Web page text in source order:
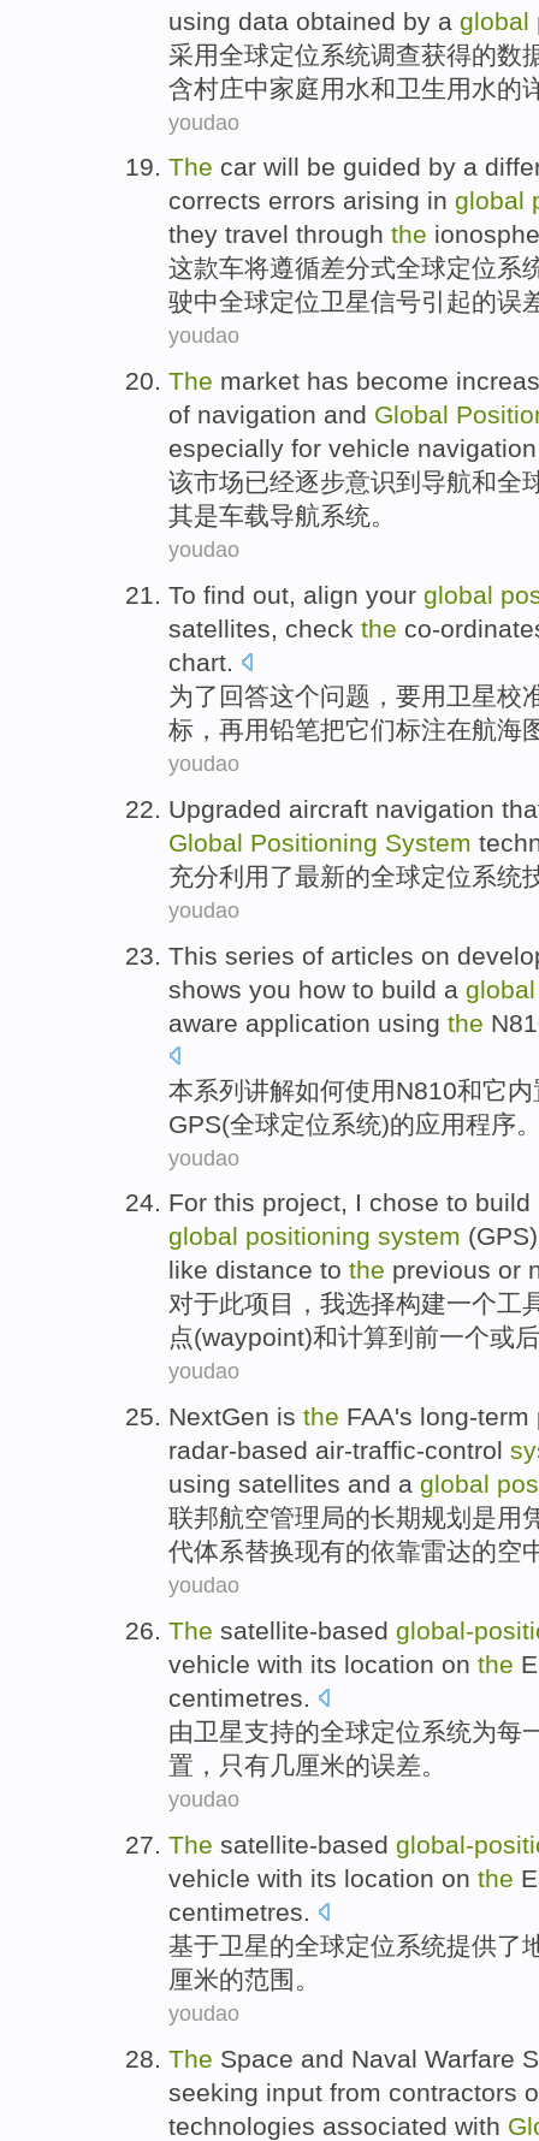
using data obtained by a global
采用全球定位系统调查获得的数
含村庄中家庭用水和卫生用水的
youdao
The car will be guided by a
corrects errors arising in global
they travel through the
这款车将遵循差分式全球定位系
驶中全球定位卫星信号引起的误
youdao
The market has become
of navigation and Global
especially for vehicle
该市场已经逐步意识到 导航和全
其是车载导航系统。
youdao
To find out, align your global
satellites, check the co-
chart.
为了 回答这个问题，要用 卫星校
标 ，再用铅笔把它们标注在航海
youdao
Upgraded aircraft navigation
Global Positioning System
充分利用了最新的全球定位系统
youdao
This series of articles on
shows you how to build a global
aware application using the
本系列讲解如何使用N810和它内
GPS(全球定位系统)的应用程序
youdao
For this project, I chose to build
global positioning system (GPS
like distance to the previous or
对于此项目 ， 我选择构建一个工
点(waypoint)和计算到 前一个或
youdao
NextGen is the FAA's long-term
radar-based air-traffic-control
using satellites and a global
联邦航空管理局的长期规划 是用
代体系替换现有的依靠雷达的空
youdao
The satellite-based global-
vehicle with its location on the
centimetres.
由卫星支持的全球定位系统为每
置 ，只有几厘米的误差。
youdao
The satellite-based global-
vehicle with its location on the
centimetres.
基于卫星的全球定位系统提供了
厘米的范围 。
youdao
The Space and Naval Warfare
seeking input from contractors
technologies associated with